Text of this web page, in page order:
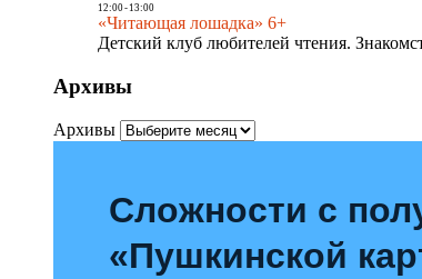
12:00- 13:00
«Читающая лошадка» 6+
Детский клуб любителей чтения.
Архивы
Архивы
Сложности с
«Пушкинской